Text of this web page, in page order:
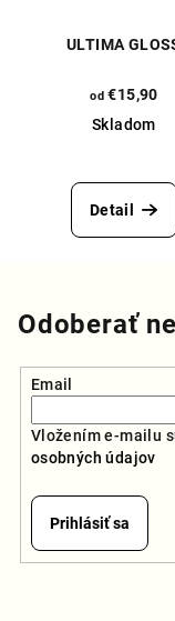
ULTIMA
od €15,90
Skladom
Detail
Odoberať
Email
Vložením e-mailu
osobných údajov
Prihlásiť sa